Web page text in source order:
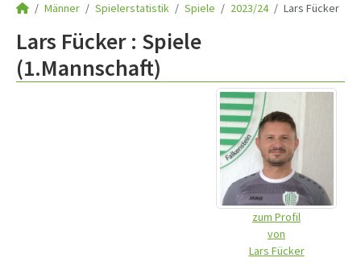
Männer Spielerstatistik Spiele 2023/24 Lars Fücker
Lars Fücker : Spiele
(1.Mannschaft)
zum Profil
von
Lars Fücker